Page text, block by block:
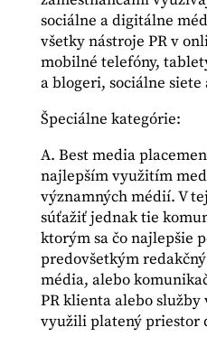
sociálne a digitálne
všetky nástroje PR v
mobilné telefóny,
a blogeri, sociálne
Špeciálne kategórie:
A. Best media
najlepším využitím
významných médií. V
súťažiť jednak tie
ktorým sa čo najlepšie
predovšetkým
média, alebo
PR klienta alebo
využili platený priestor